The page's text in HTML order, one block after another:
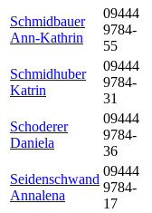
Schmidbauer
Ann-Kathrin
09444
9784-
55
Schmidhuber
Katrin
09444
9784-
31
Schoderer
Daniela
09444
9784-
36
Seidenschwand
Annalena
09444
9784-
17